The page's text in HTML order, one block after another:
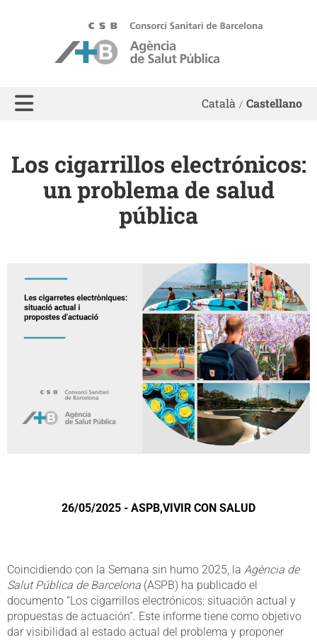
Català Castellano
Los cigarrillos electrónicos:
un problema de salud
pública
26/05/2025 - ASPB,VIVIR CON SALUD
Coincidiendo con la Semana sin humo 2025, la Agència de
Salut Pública de Barcelona (ASPB) ha publicado el
documento “Los cigarrillos electrónicos: situación actual y
propuestas de actuación”. Este informe tiene como objetivo
dar visibilidad al estado actual del problema y proponer